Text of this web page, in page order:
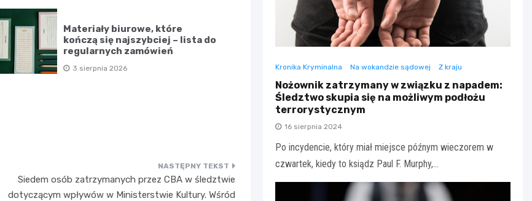
Materiały biurowe, które
kończą się najszybciej – lista do
regularnych zamówień
3 sierpnia 2026
Siedem osób zatrzymanych przez CBA w śledztwie
dotyczącym wpływów w Ministerstwie Kultury. Wśród
Kronika Kryminalna Na wokandzie sądowej Z kraju
Nożownik zatrzymany w związku z napadem:
Śledztwo skupia się na możliwym podłożu
terrorystycznym
16 sierpnia 2024
Po incydencie, który miał miejsce późnym wieczorem w
czwartek, kiedy to ksiądz Paul F. Murphy,…